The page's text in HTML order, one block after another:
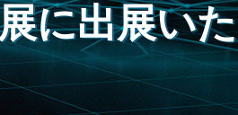
に出展いた